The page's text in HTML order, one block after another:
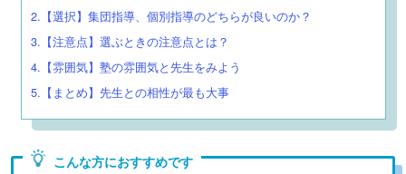
2.【選択】集団指導、個別指導のどちらが良いのか？
3.【注意点】選ぶときの注意点とは？
4.【雰囲気】塾の雰囲気と先生をみよう
5.【まとめ】先生との相性が最も大事
こんな方におすすめです